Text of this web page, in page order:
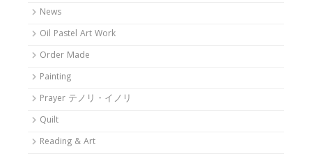
News
Oil Pastel Art Work
Order Made
Painting
Prayer テノリ・イノリ
Quilt
Reading & Art